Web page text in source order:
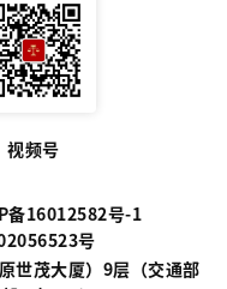
视频号
备16012582号-1
号
世茂大厦）9层（交通部